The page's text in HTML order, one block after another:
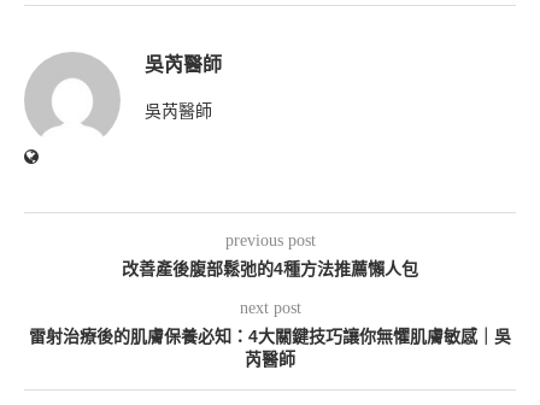
吳芮醫師
吳芮醫師
previous post
改善產後腹部鬆弛的4種方法推薦懶人包
next post
雷射治療後的肌膚保養必知：4大關鍵技巧讓你無懼肌膚敏感｜吳
芮醫師